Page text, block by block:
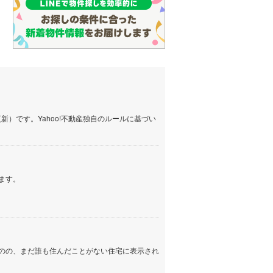
）です。Yahoo!不動産独自のルールに基づい
。
の、まだ誰も住んだことがない住宅に表示され